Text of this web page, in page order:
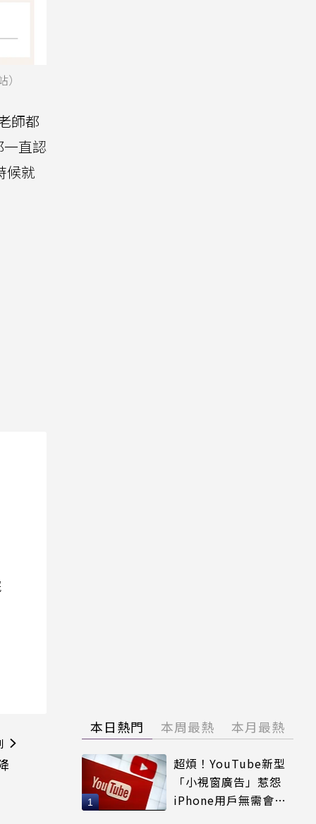
師都
直認
候就
本日熱門 本周最熱 本月最熱
超煩！YouTube新型
「小視窗廣告」惹怨
iPhone用戶無需會員